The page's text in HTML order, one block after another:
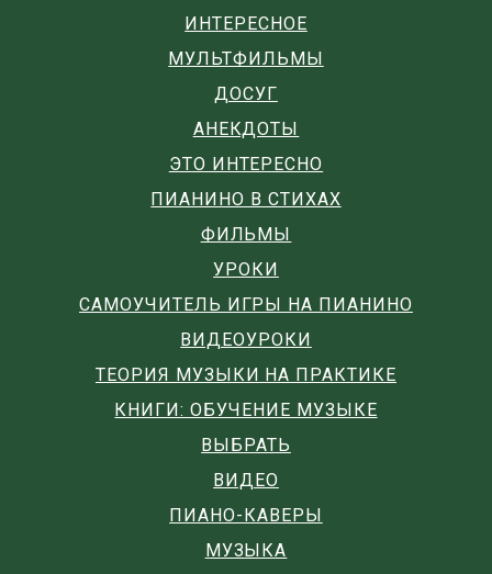
ИНТЕРЕСНОЕ
МУЛЬТФИЛЬМЫ
ДОСУГ
АНЕКДОТЫ
ЭТО ИНТЕРЕСНО
ПИАНИНО В СТИХАХ
ФИЛЬМЫ
УРОКИ
САМОУЧИТЕЛЬ ИГРЫ НА ПИАНИНО
ВИДЕОУРОКИ
ТЕОРИЯ МУЗЫКИ НА ПРАКТИКЕ
КНИГИ: ОБУЧЕНИЕ МУЗЫКЕ
ВЫБРАТЬ
ВИДЕО
ПИАНО-КАВЕРЫ
МУЗЫКА